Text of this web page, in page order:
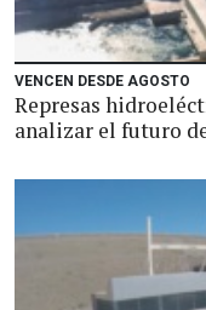
VENCEN DESDE AGOSTO
Represas
analizar el futuro